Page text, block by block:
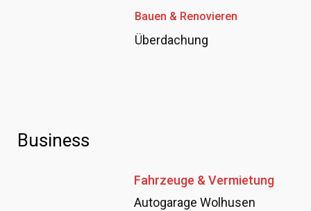
Bauen & Renovieren
Überdachung
Business
Fahrzeuge & Vermietung
Autogarage Wolhusen